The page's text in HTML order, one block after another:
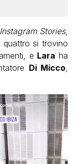
Instagram Stories,
quattro si trovino
e Lara ha
Di Micco,